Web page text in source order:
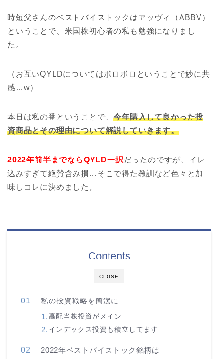
時短父さんのベストバイストックはアッヴィ（ABBV）
ということで、米国株初心者の私も勉強になりまし
た。
（お互いQYLDについてはボロボロということで妙に共
感…w）
本日は私の番ということで、今年購入して良かった投
資商品とその理由について解説していきます。
2022年前半までならQYLD一択だったのですが、イレ
込みすぎて絶賛含み損…そこで得た教訓など色々と加
味しコレに決めました。
CLOSE
Contents
私の投資戦略を簡潔に
高配当株投資がメイン
インデックス投資も積立してます
2022年ベストバイストック銘柄は